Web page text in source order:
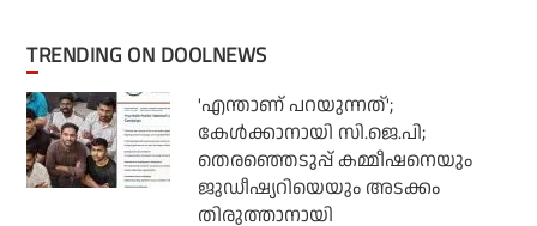
TRENDING ON DOOLNEWS
'എന്താണ് പറയുന്നത്';
കേള്‍ക്കാനായി സി.ജെ.പി;
തെരഞ്ഞെടുപ്പ് കമ്മീഷനെയും
ജുഡീഷ്യറിയെയും അടക്കം
തിരുത്താനായി